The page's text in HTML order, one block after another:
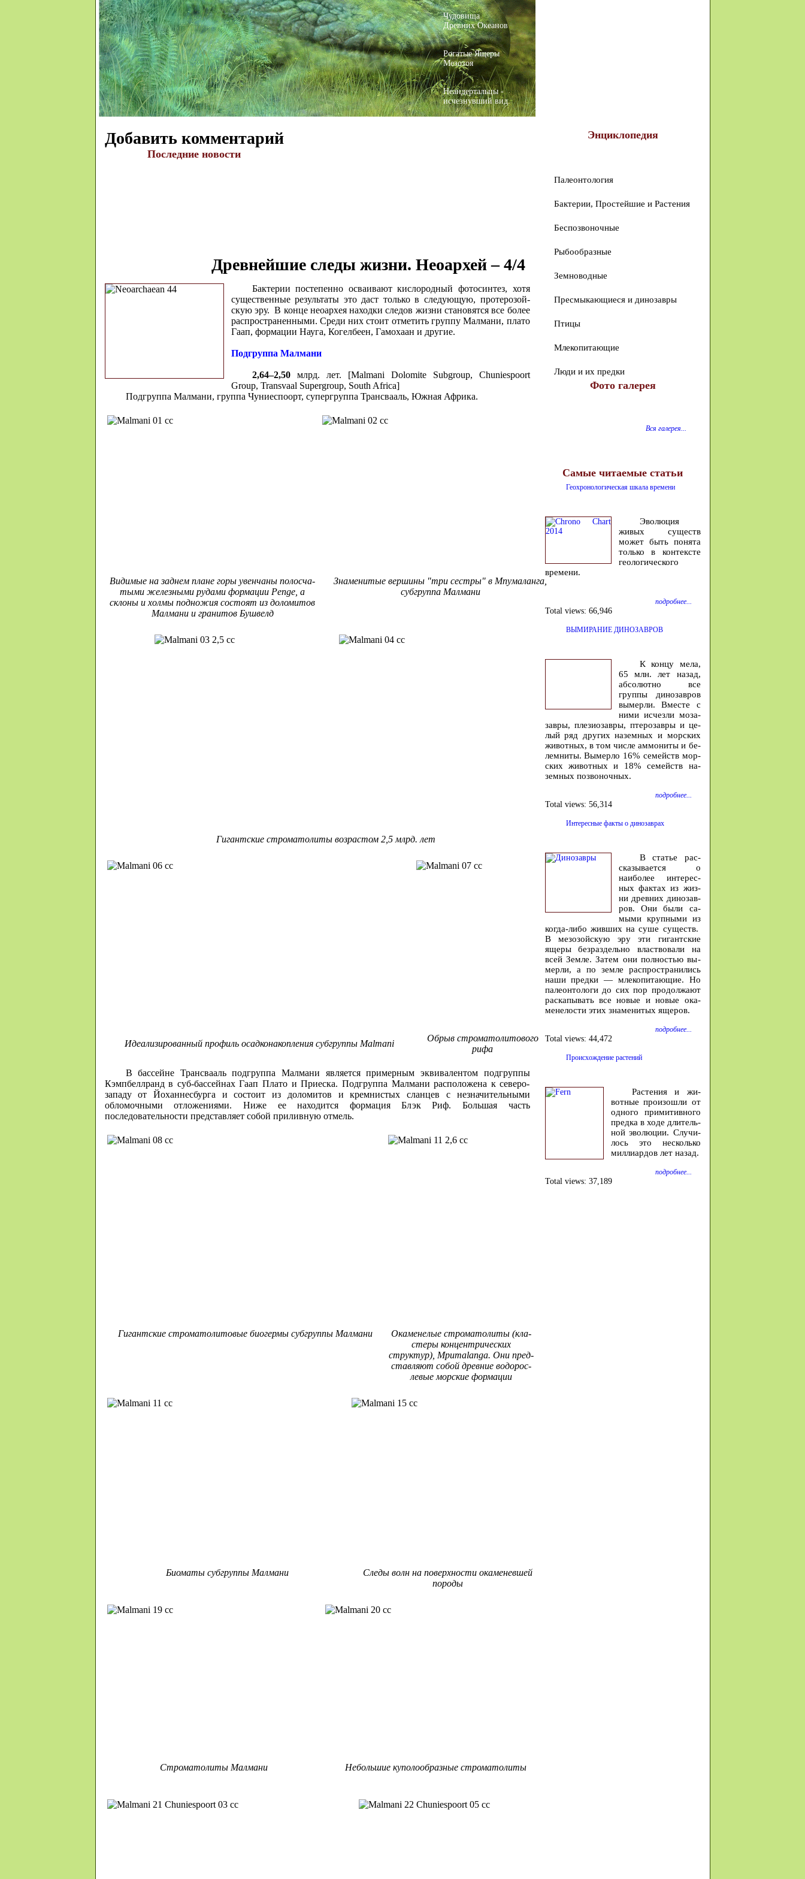
Чудовища
Древних Океанов
Рогатые Ящеры
Мезозоя
Неандертальцы -
исчезнувший вид.
Энциклопедия
Палеонтология
Бактерии, Простейшие и Растения
Беспозвоночные
Рыбообразные
Земноводные
Пресмыкающиеся и динозавры
Птицы
Млекопитающие
Люди и их предки
Фото галерея
Вся галерея...
Самые читаемые статьи
Геохронологическая шкала времени
Эволюция
живых существ
может быть понята
только в контексте
геологического
времени.
подробнее...
Total views: 66,946
ВЫМИРАНИЕ ДИНОЗАВРОВ
К концу мела,
65 млн. лет на­зад,
аб­со­лютно все
группы ди­но­завров
вы­мерли. Вместе с
ними ис­чезли мо­за­
завры, пле­зио­завры, птеро­завры и це­
лый ряд других на­земных и мор­ских
жи­вотных, в том числе ам­мо­ниты и бе­
лем­ниты. Вы­мерло 16% се­мейств мор­
ских жи­вотных и 18% се­мейств на­
земных по­зво­ночных.
подробнее...
Total views: 56,314
Интересные факты о динозаврах
В ста­тье рас­
ска­зы­ва­ется о
наибо­лее инте­рес­
ных фак­тах из жиз­
ни древ­них ди­но­зав­
ров. Они бы­ли са­
мы­ми круп­ны­ми из
ко­гда-либо жив­ших на су­ше су­ществ.
В ме­зо­зой­скую эру эти ги­гант­ские
яще­ры без­раз­дель­но власт­во­ва­ли на
всей Зем­ле. За­тем они пол­но­стью вы­
мер­ли, а по зем­ле рас­про­стра­ни­лись
на­ши пред­ки — мле­ко­пи­та­ю­щие. Но
па­ле­он­то­ло­ги до сих пор про­дол­жа­ют
рас­ка­пы­вать все но­вые и но­вые ока­
мене­ло­сти этих зна­ме­ни­тых яще­ров.
подробнее...
Total views: 44,472
Происхождение растений
Расте­ния и жи­
вотные про­изошли от
од­ного при­ми­тив­ного
предка в ходе дли­тель­
ной эволю­ции. Случи­
лось это не­сколько
милли­ар­дов лет на­зад.
подробнее...
Total views: 37,189
Добавить комментарий
Последние новости
Древнейшие следы жизни. Неоархей – 4/4
Бак­те­рии по­сте­пенно ос­ваи­вают ки­сло­род­ный фо­то­син­тез, хотя
су­ще­ст­вен­ные ре­зультаты это даст только в сле­дующую, про­те­ро­зой­
скую эру. В конце не­оар­хея на­ходки сле­дов жизни ста­но­вятся все бо­лее
рас­про­странен­ными. Среди них стоит от­ме­тить группу Малмани, плато
Гаап, форма­ции Науга, Ко­гел­беен, Га­мо­хаан и дру­гие.
Подгруппа Малмани
2,64–2,50млрд. лет. [Malmani Dolomite Subgroup, Chuniespoort
Group, Transvaal Supergroup, South Africa]
Подгруппа Малмани, группа Чуниеспоорт, супергруппа Трансвааль, Южная Африка.
Ви­ди­мые на зад­нем плане горы увенчаны по­лос­ча­
тыми же­лез­ными ру­дами форма­ции Penge, а
склоны и холмы под­но­жия со­стоят из до­ло­ми­тов
Малмани и гра­ни­тов Бушвелд
Знаменитые вершины "три сестры" в Мпумаланга,
субгруппа Малмани
Гигантские строматолиты возрастом 2,5 млрд. лет
Идеализированный профиль осадконакопления субгруппы Malmani
Обрыв строматолитового
рифа
В бассейне Трансвааль подгруппа Малмани является примерным эквивалентом подгруппы
Кэмпбеллранд в суб-бассейнах Гаап Плато и Приеска. Подгруппа Малмани расположена к северо-
западу от Йоханнесбурга и состоит из доломитов и кремнистых сланцев с незначительными
обломочными отложениями. Ниже ее находится формация Блэк Риф. Большая часть
последовательности представляет собой приливную отмель.
Гигантские строматолитовые биогермы субгруппы Малмани
Окаме­не­лые строма­то­литы (кла­
стеры кон­цен­три­че­ских
структур), Mpumalanga. Они пред­
ставляют со­бой древние во­до­рос­
ле­вые мор­ские форма­ции
Биоматы субгруппы Малмани
Следы волн на поверхности окаменевшей
породы
Строматолиты Малмани Небольшие куполообразные строматолиты